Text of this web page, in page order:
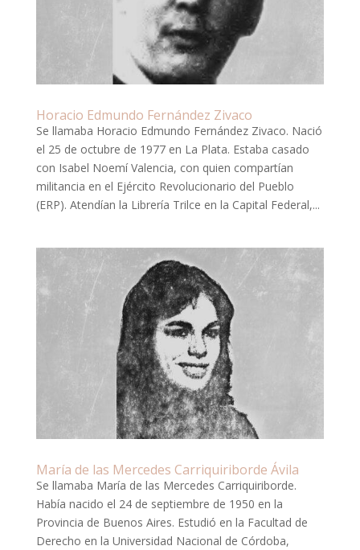
Horacio Edmundo Fernández Zivaco
Se llamaba Horacio Edmundo Fernández Zivaco. Nació
el 25 de octubre de 1977 en La Plata. Estaba casado
con Isabel Noemí Valencia, con quien compartían
militancia en el Ejército Revolucionario del Pueblo
(ERP). Atendían la Librería Trilce en la Capital Federal,...
María de las Mercedes Carriquiriborde Ávila
Se llamaba María de las Mercedes Carriquiriborde.
Había nacido el 24 de septiembre de 1950 en la
Provincia de Buenos Aires. Estudió en la Facultad de
Derecho en la Universidad Nacional de Córdoba,